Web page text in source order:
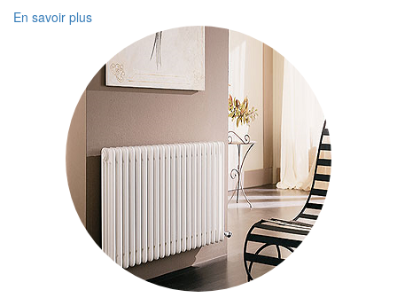
En savoir plus